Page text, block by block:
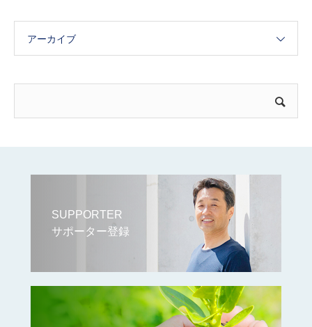
アーカイブ
SUPPORTER
サポーター登録